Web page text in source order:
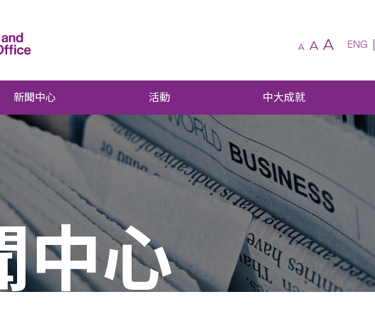
A A A ENG
新聞中心 活動 中大成就
中心